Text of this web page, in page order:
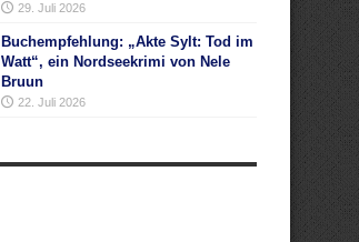
29. Juli 2026
Buchempfehlung: „Akte Sylt: Tod im
Watt“, ein Nordseekrimi von Nele
Bruun
22. Juli 2026